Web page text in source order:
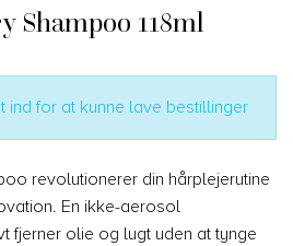
Shampoo 118ml
for at kunne lave bestillinger
revolutionerer din hårplejerutine
En ikke-aerosol
fjerner olie og lugt uden at tynge